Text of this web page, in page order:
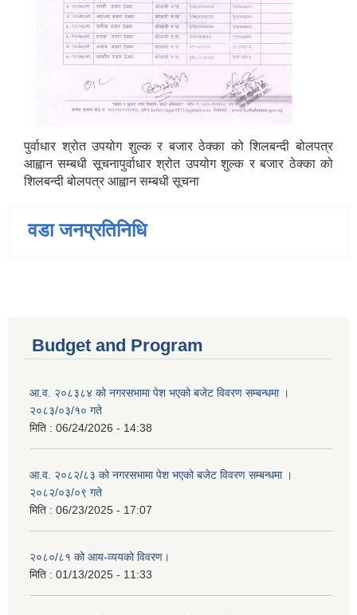
पुर्वाधार श्रोत उपयोग शुल्क र बजार ठेक्का को शिलबन्दी बोलपत्र
आह्वान सम्बधी सूचनापुर्वाधार श्रोत उपयोग शुल्क र बजार ठेक्का को
शिलबन्दी बोलपत्र आह्वान सम्बधी सूचना
वडा जनप्रतिनिधि
Budget and Program
आ.व. २०८३८४ को नगरसभामा पेश भएको बजेट विवरण सम्बन्धमा ।
२०८३/०३/१० गते
मिति : 06/24/2026 - 14:38
आ.व. २०८२/८३ को नगरसभामा पेश भएको बजेट विवरण सम्बन्धमा ।
२०८२/०३/०९ गते
मिति : 06/23/2025 - 17:07
२०८०/८१ को आय-व्ययको विवरण।
मिति : 01/13/2025 - 11:33